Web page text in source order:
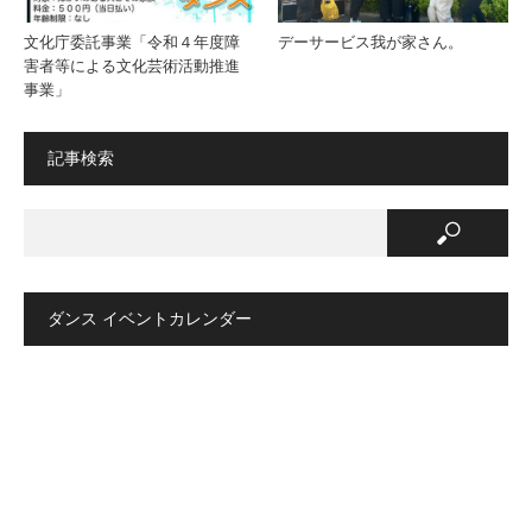
文化庁委託事業「令和４年度障
害者等による文化芸術活動推進
事業」
デーサービス我が家さん。
記事検索
ダンス イベントカレンダー